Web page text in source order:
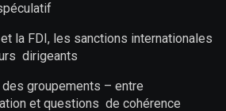
la FDI, les sanctions internationales
dirigeants
groupements – entre
et questions de cohérence